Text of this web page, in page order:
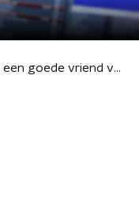
De Toursupporter: een goede vriend van Wout Poels